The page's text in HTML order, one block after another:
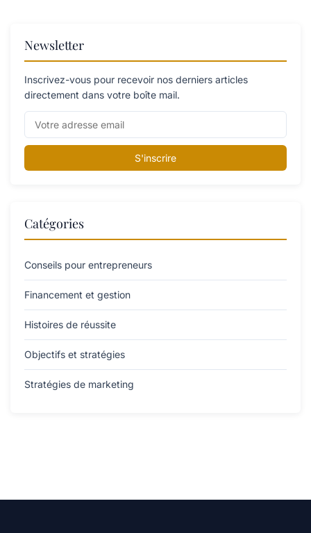
Newsletter
Inscrivez-vous pour recevoir nos derniers articles
directement dans votre boîte mail.
S'inscrire
Catégories
Conseils pour entrepreneurs
Financement et gestion
Histoires de réussite
Objectifs et stratégies
Stratégies de marketing